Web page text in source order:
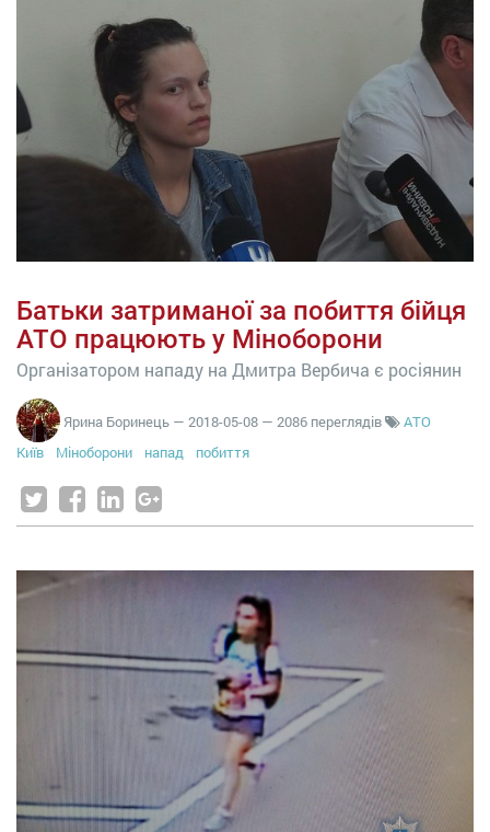
Батьки затриманої за побиття бійця
АТО працюють у Міноборони
Організатором нападу на Дмитра Вербича є росіянин
Ярина Боринець — 2018-05-08 — 2086 переглядів
АТО
Київ
Міноборони напад побиття